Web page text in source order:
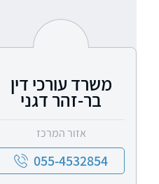
משרד עורכי דין
בר-זהר דגני
אזור המרכז
055-4532854